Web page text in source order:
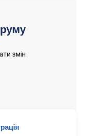
змін